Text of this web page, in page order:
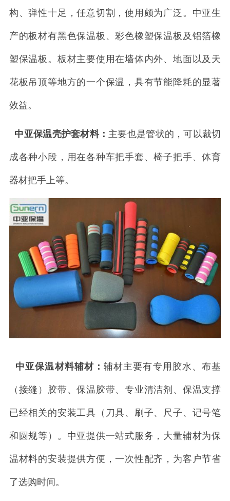
构、弹性十足，任意切割，使用颇为广泛。中亚生
产的板材有黑色保温板、彩色橡塑保温板及铝箔橡
塑保温板。板材主要使用在墙体内外、地面以及天
花板吊顶等地方的一个保温，具有节能降耗的显著
效益。
中亚保温壳护套材料： 主要也是管状的，可以裁切
成各种小段，用在各种车把手套、椅子把手、体育
器材把手上等。
中亚保温材料辅材：辅材主要有专用胶水、布基
（接缝）胶带、保温胶带、专业清洁剂、保温支撑
已经相关的安装工具（刀具、刷子、尺子、记号笔
和圆规等）。中亚提供一站式服务，大量辅材为保
温材料的安装提供方便，一次性配齐，为客户节省
了选购时间。